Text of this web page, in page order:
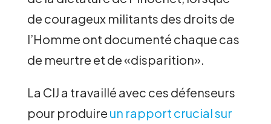
de courageux militants des droits de
l’Homme ont documenté chaque cas
de meurtre et de «disparition».
La CIJ a travaillé avec ces défenseurs
pour produire un rapport crucial sur